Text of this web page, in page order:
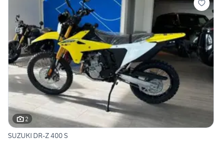
2
SUZUKI DR-Z 400 S